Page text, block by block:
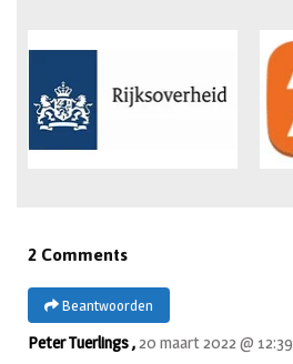
2 Comments
Beantwoorden
Peter Tuerlings ,20 maart 2022 @ 12:39